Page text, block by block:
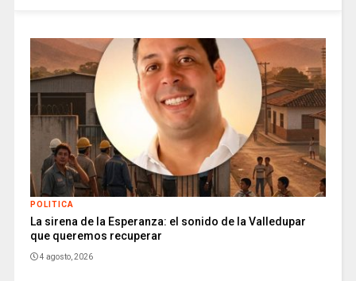
POLITICA
La sirena de la Esperanza: el sonido de la Valledupar
que queremos recuperar
4 agosto, 2026